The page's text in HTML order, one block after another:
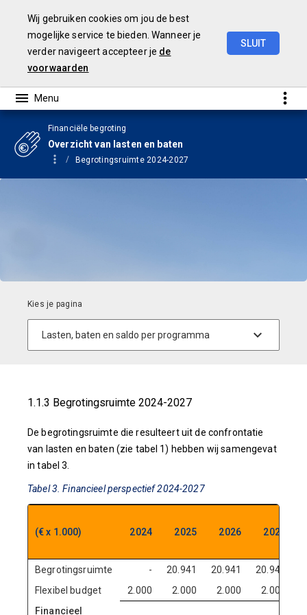
Wij gebruiken cookies om jou de best
mogelijke service te bieden. Wanneer je
verder navigeert accepteer je de
voorwaarden
SLUIT
Financiële begroting
Overzicht van lasten en baten
Begrotingsruimte 2024-2027
1.1.3 Begrotingsruimte 2024-2027
De begrotingsruimte die resulteert uit de confrontatie
van lasten en baten (zie tabel 1) hebben wij samengevat
in tabel 3.
Tabel 3. Financieel perspectief 2024-2027
(€ x 1.000) 2024 2025 2026 2027
Begrotingsruimte
- 20.941 20.941 20.941
Flexibel budget
2.000 2.000 2.000 2.000
Financieel